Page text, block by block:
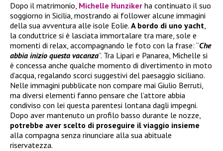
Dopo il matrimonio, Michelle Hunziker ha continuato il suo
soggiorno in Sicilia, mostrando ai follower alcune immagini
della sua avventura alle isole Eolie. A bordo di uno yacht,
la conduttrice si è lasciata immortalare tra mare, sole e
momenti di relax, accompagnando le foto con la frase: “Che
abbia inizio questa vacanza”. Tra Lipari e Panarea, Michelle si
è concessa anche qualche momento di divertimento in moto
d’acqua, regalando scorci suggestivi del paesaggio siciliano.
Nelle immagini pubblicate non compare mai Giulio Berruti,
ma diversi elementi fanno pensare che l’attore abbia
condiviso con lei questa parentesi lontana dagli impegni.
Dopo aver mantenuto un profilo basso durante le nozze,
potrebbe aver scelto di proseguire il viaggio insieme
alla compagna senza rinunciare alla sua abituale
riservatezza.